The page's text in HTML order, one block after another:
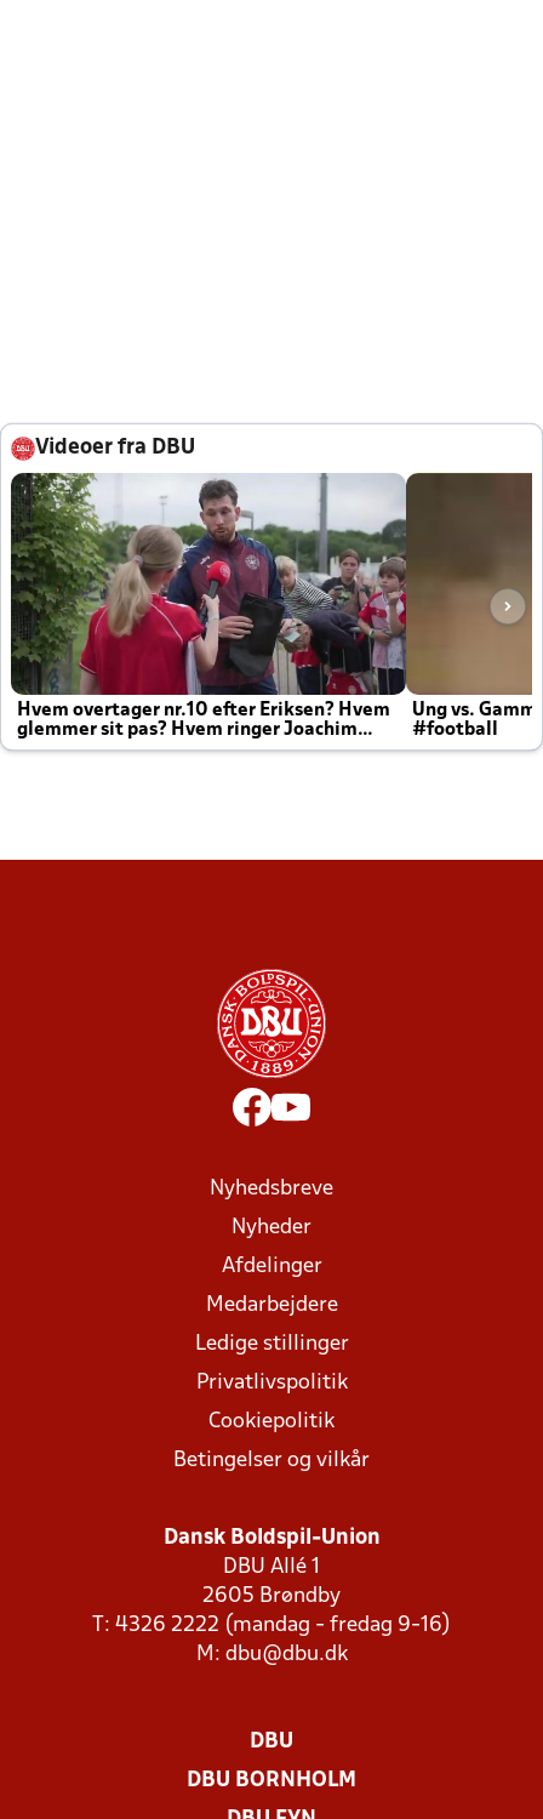
Videoer fra DBU
Hvem overtager nr.10 efter Eriksen? Hvem
glemmer sit pas? Hvem ringer Joachim
altid til efter kampe?
Ung vs.
#football
Nyhedsbreve
Nyheder
Afdelinger
Medarbejdere
Ledige stillinger
Privatlivspolitik
Cookiepolitik
Betingelser og vilkår
Dansk Boldspil-Union
DBU Allé 1
2605 Brøndby
T: 4326 2222 (mandag - fredag 9-16)
M: dbu@dbu.dk
DBU
DBU BORNHOLM